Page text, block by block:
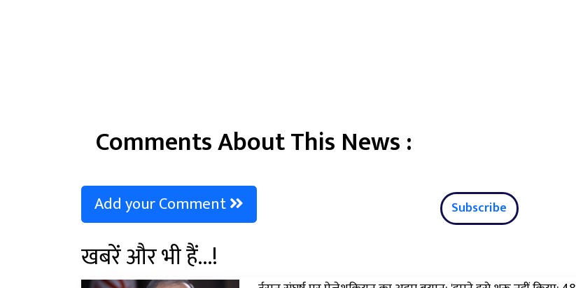
Comments About This News :
Add your Comment Subscribe
खबरें और भी हैं...!